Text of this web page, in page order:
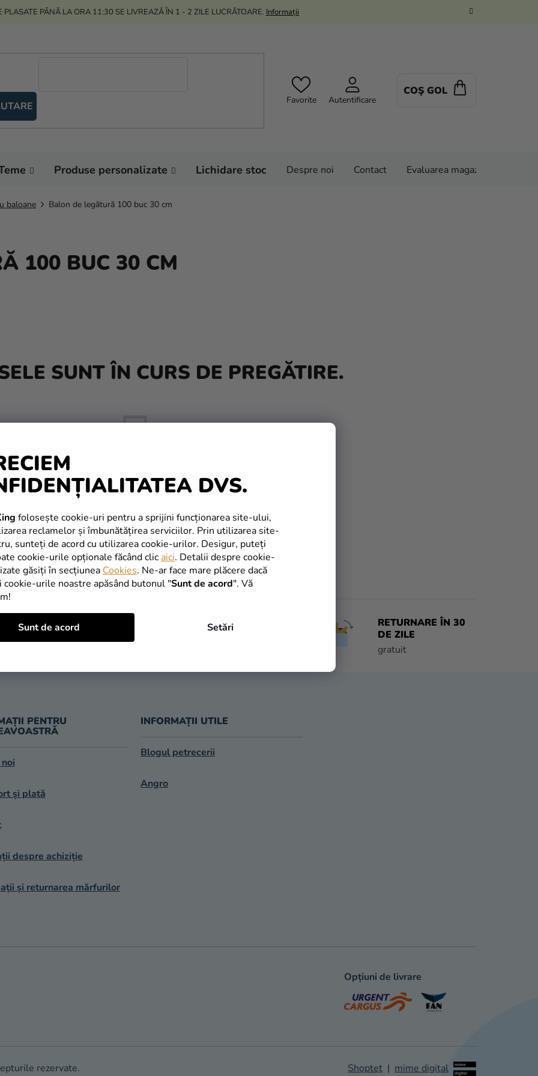
DVS.
folosește cookie-uri pentru a sprijini funcționarea site-ului,
reclamelor și îmbunătățirea serviciilor. Prin utilizarea site-
sunteți de acord cu utilizarea cookie-urilor. Desigur, puteți
cookie-urile opționale făcând clic aici. Detalii despre cookie-
găsiți în secțiunea Cookies. Ne-ar face mare plăcere dacă
cookie-urile noastre apăsând butonul "Sunt de acord". Vă
Setări
Sunt de acord
PLASATE PÂNĂ LA ORA 11:30 SE LIVREAZĂ ÎN 1 - 2 ZILE LUCRĂTOARE. Informații
Favorite Autentificare
COŞ GOL
Produse personalizate Lichidare stoc Despre noi Contact Evaluarea magazinului
baloane Balon de legătură 100 buc 30 cm
100 BUC 30 CM
SUNT ÎN CURS DE PREGĂTIRE.
Dar puteţi vizualiza alte categorii.
INAPOI ÎN MAGAZIN
TRANSPORT
GRATUIT
LIVRARE ÎN 1 ZI
RETURNARE ÎN 30
DE ZILE
gratuit
PENTRU
și plată
despre achiziție
și returnarea mărfurilor
INFORMAȚII UTILE
Blogul petrecerii
Angro
Opțiuni de livrare
Shoptet | mime digital
rezervate.